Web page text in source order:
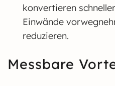
konvertieren
Einwände
reduzieren.
Messbare